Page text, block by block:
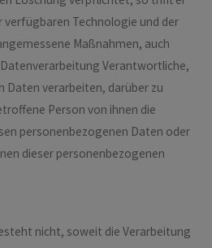
Technologie und der
Maßnahmen, auch
Verantwortliche,
Daten verarbeiten, darüber zu
Person von ihnen die
personenbezogenen Daten oder
dieser personenbezogenen
nicht, soweit die Verarbeitung